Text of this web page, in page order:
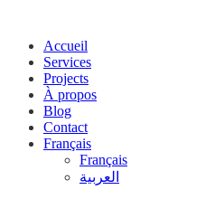
Accueil
Services
Projects
À propos
Blog
Contact
Français
Français
العربية